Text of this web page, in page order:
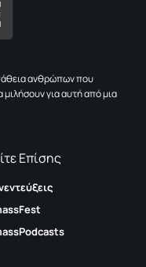
ανθρώπων που
για αυτή από μια
Επίσης